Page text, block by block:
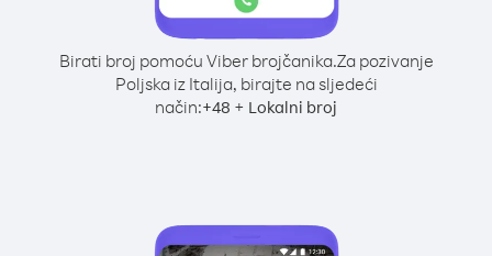
Birati broj pomoću Viber brojčanika.Za pozivanje
Poljska iz Italija, birajte na sljedeći
način:+48 + Lokalni broj